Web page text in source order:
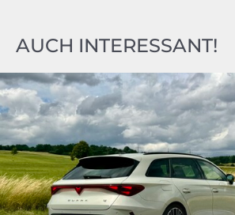
AUCH INTERESSANT!